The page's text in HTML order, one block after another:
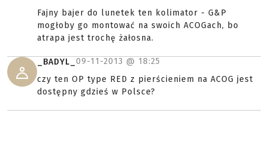
Fajny bajer do lunetek ten kolimator - G&P
mogłoby go montować na swoich ACOGach, bo
atrapa jest trochę żałosna.
_BADYL_ 09-11-2013 @ 18:25
czy ten OP type RED z pierścieniem na ACOG jest
dostępny gdzieś w Polsce?